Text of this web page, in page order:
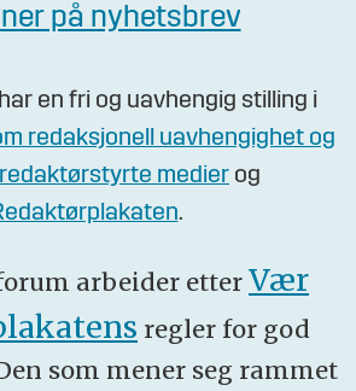
på nyhetsbrev
en fri og uavhengig stilling i
redaksjonell uavhengighet og
medier og
.
arbeider etter Vær
regler for god
som mener seg rammet